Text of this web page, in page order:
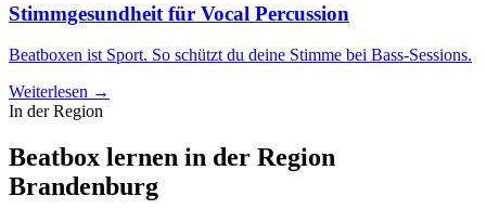
Stimmgesundheit für Vocal Percussion
Beatboxen ist Sport. So schützt du deine Stimme bei Bass-Sessions.
Weiterlesen →
In der Region
Beatbox lernen in der Region
Brandenburg